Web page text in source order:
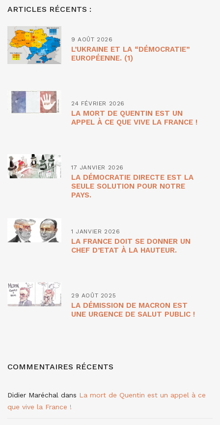
ARTICLES RÉCENTS :
9 AOÛT 2026
L’UKRAINE ET LA “DÉMOCRATIE”
EUROPÉENNE. (1)
24 FÉVRIER 2026
LA MORT DE QUENTIN EST UN
APPEL À CE QUE VIVE LA FRANCE !
17 JANVIER 2026
LA DÉMOCRATIE DIRECTE EST LA
SEULE SOLUTION POUR NOTRE
PAYS.
1 JANVIER 2026
LA FRANCE DOIT SE DONNER UN
CHEF D’ETAT À LA HAUTEUR.
29 AOÛT 2025
LA DÉMISSION DE MACRON EST
UNE URGENCE DE SALUT PUBLIC !
COMMENTAIRES RÉCENTS
Didier Maréchal dans La mort de Quentin est un appel à ce
que vive la France !